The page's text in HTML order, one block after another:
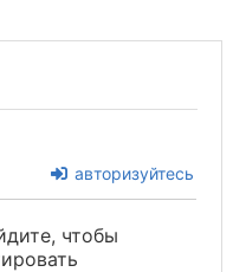
авторизуйтесь
чтобы